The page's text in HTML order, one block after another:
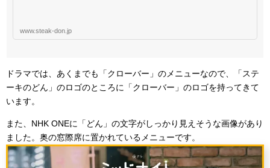
www.steak-don.jp
ドラマでは、あくまでも「クローバー」のメニューなので、「ステ
ーキのどん」のロゴのところに「クローバー」のロゴを持ってきて
います。
また、NHK ONEに「どん」の文字がしっかり見えそうな画像があり
ました。奥の窓際席に置かれているメニューです。